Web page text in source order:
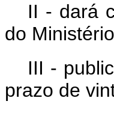
II - dará
do
III -
prazo de